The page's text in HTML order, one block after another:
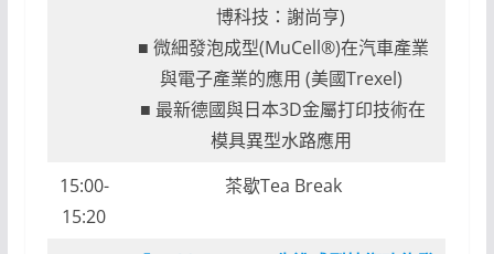
博科技：謝尚亨)
■ 微細發泡成型(MuCell®)在汽車產業
與電子產業的應用 (美國Trexel)
■ 最新德國與日本3D金屬打印技術在
模具異型水路應用
15:00-
15:20
茶歇Tea Break